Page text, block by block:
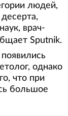
людей,
врач-
Sputnik.
однако
что при
большое